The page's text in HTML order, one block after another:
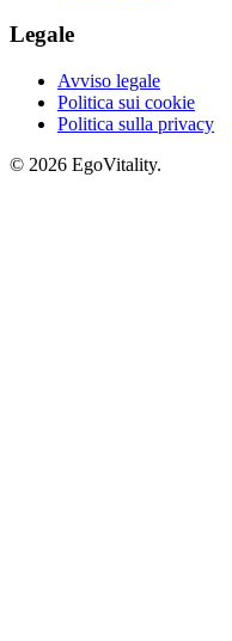
Legale
Avviso legale
Politica sui cookie
Politica sulla privacy
© 2026 EgoVitality.